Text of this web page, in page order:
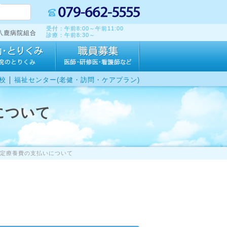
鹿病院組合
受付：午前8:00～午前11:00
診療：午前8:30～
｜ 福祉センター(老健・訪問・ケアプラン)
ついて
療養費の支払いについて